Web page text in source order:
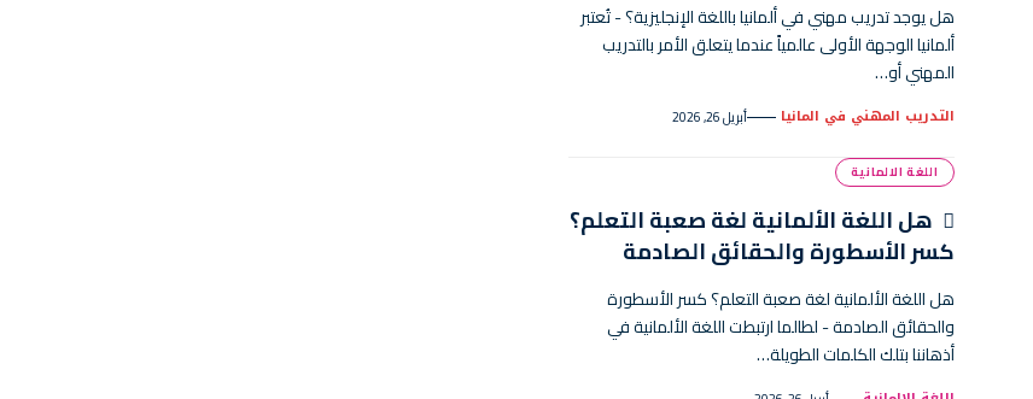
هل يوجد تدريب مهني في ألمانيا باللغة الإنجليزية؟ - تُعتبر
ألمانيا الوجهة الأولى عالمياً عندما يتعلق الأمر بالتدريب
المهني أو…
التدريب المهني في المانيا أبريل 26, 2026
اللغة الالمانية
هل اللغة الألمانية لغة صعبة التعلم؟
كسر الأسطورة والحقائق الصادمة
هل اللغة الألمانية لغة صعبة التعلم؟ كسر الأسطورة
والحقائق الصادمة - لطالما ارتبطت اللغة الألمانية في
أذهاننا بتلك الكلمات الطويلة…